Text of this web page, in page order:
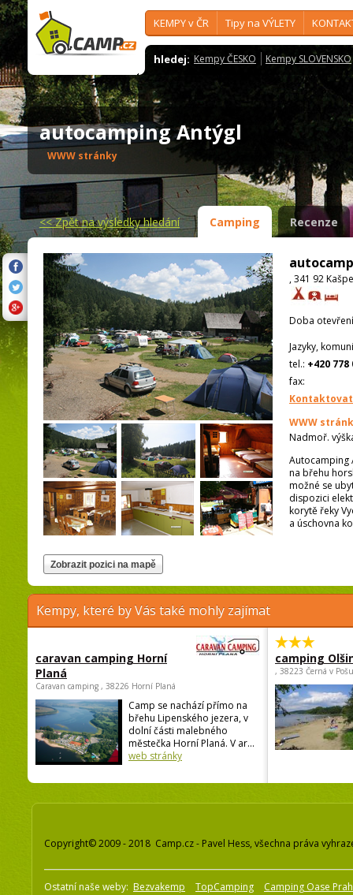
KEMPY v ČR Tipy na VÝLETY
hledej: Kempy ČESKO Kempy SLOVENSKO
autocamping Antýgl
WWW stránky
<<Zpět na výsledky hledání Camping Recenze
, 341 92
Doba
Jazyky,
tel.: +420 778
fax:
WWW
Nadmoř.
Autocamping
na břehu
možné se
dispozici
korytě řeky
a úschovna
Kempy, které by Vás také mohly zajímat
caravan camping Horní
Planá
Caravan camping , 38226 Horní Planá
Camp se nachází přímo na
břehu Lipenského jezera, v
dolní části malebného
městečka Horní Planá. V ar...
web stránky
camping
, 38223 Černá v
Copyright© 2009 - 2018 Camp.cz - Pavel Hess, všechna práva
Ostatní naše weby: Bezvakemp TopCamping Camping Oase